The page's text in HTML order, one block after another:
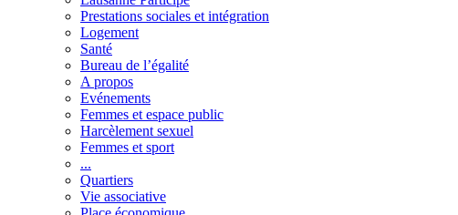
Prestations sociales et intégration
Logement
Santé
Bureau de l’égalité
A propos
Evénements
Femmes et espace public
Harcèlement sexuel
Femmes et sport
...
Quartiers
Vie associative